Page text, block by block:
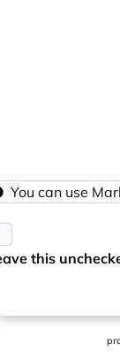
You can use
this